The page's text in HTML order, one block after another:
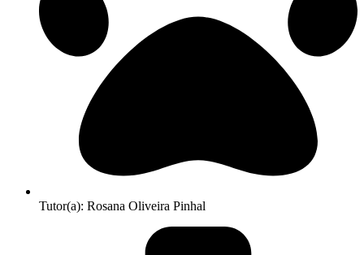
Tutor(a): Rosana Oliveira Pinhal